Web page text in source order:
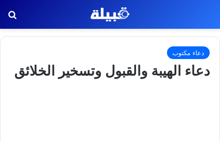
دعاء مكتوب
دعاء الهيبة والقبول وتسخير الخلائق